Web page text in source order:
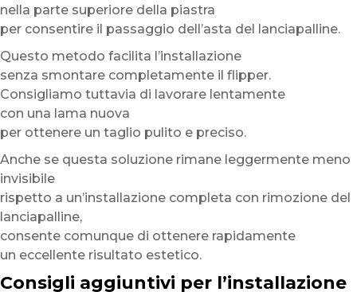
nella parte superiore della piastra
per consentire il passaggio dell’asta del lanciapalline.
Questo metodo facilita l’installazione
senza smontare completamente il flipper.
Consigliamo tuttavia di lavorare lentamente
con una lama nuova
per ottenere un taglio pulito e preciso.
Anche se questa soluzione rimane leggermente meno
invisibile
rispetto a un’installazione completa con rimozione del
lanciapalline,
consente comunque di ottenere rapidamente
un eccellente risultato estetico.
Consigli aggiuntivi per l’installazione